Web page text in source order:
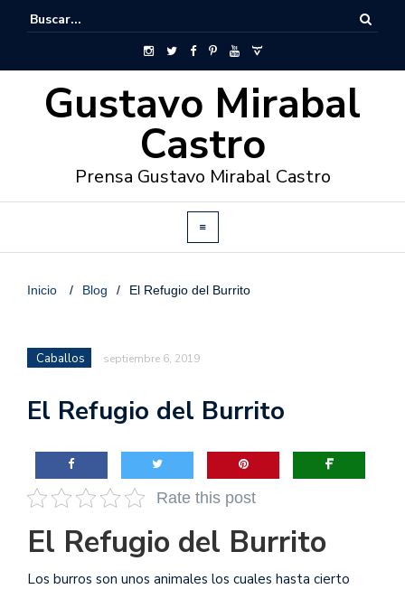
Gustavo Mirabal
Castro
Prensa Gustavo Mirabal Castro
Inicio / Blog / El Refugio del Burrito
Caballos septiembre 6, 2019
El Refugio del Burrito
Rate this post
El Refugio del Burrito
Los burros son unos animales los cuales hasta cierto